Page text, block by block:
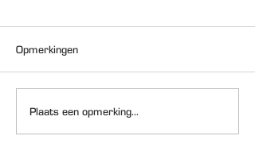
Tips voor zachte handen
Opmerkingen
Plaats een opmerking...